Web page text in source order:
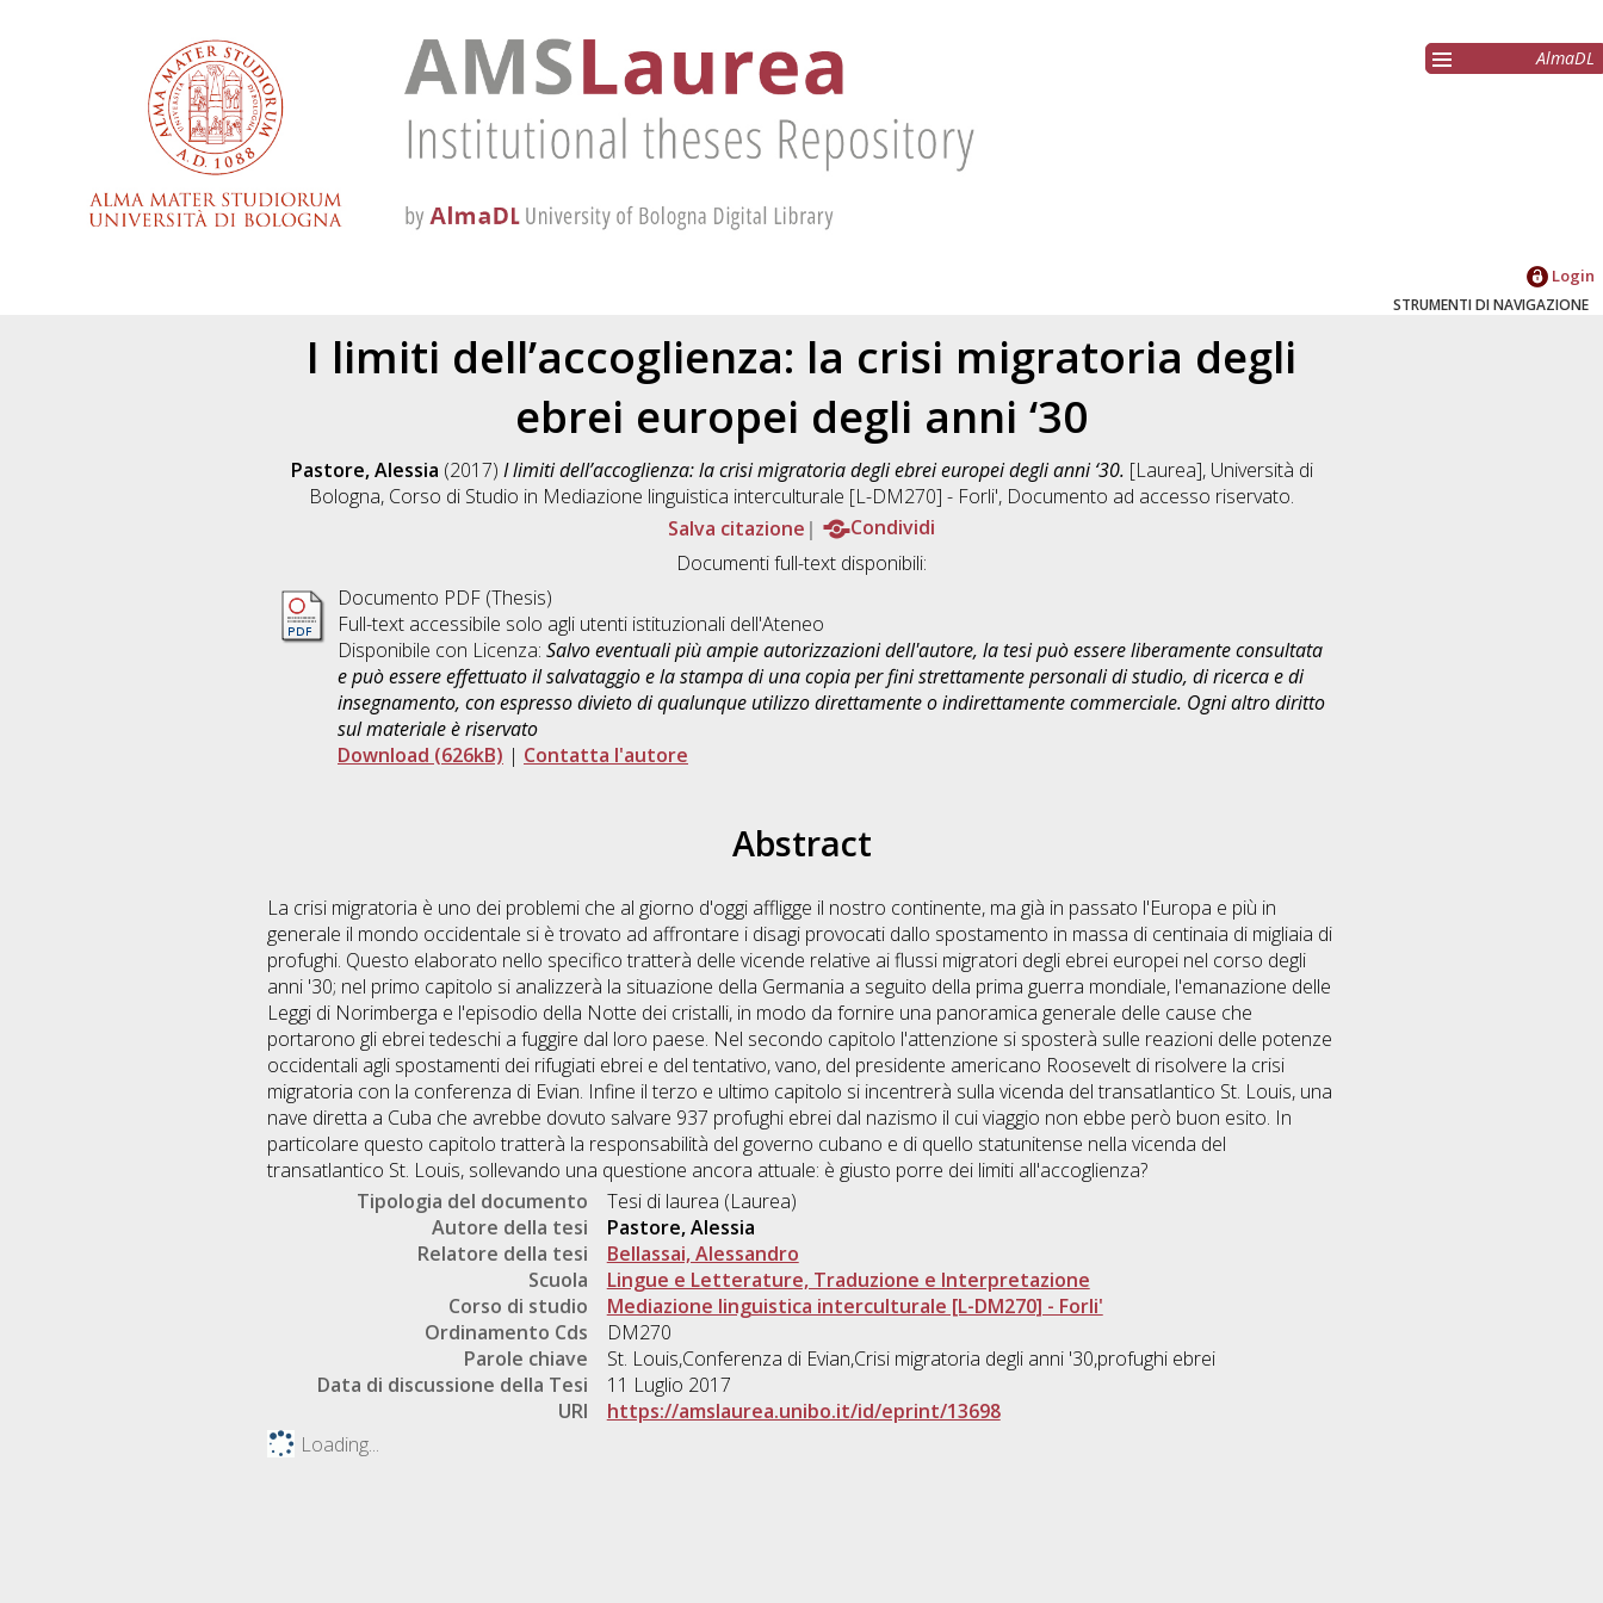
AlmaDL
Login
STRUMENTI DI NAVIGAZIONE
I limiti dell’accoglienza: la crisi migratoria degli
ebrei europei degli anni ‘30
Pastore, Alessia (2017) I limiti dell’accoglienza: la crisi migratoria degli ebrei europei degli anni ‘30. [Laurea], Università di
Bologna, Corso di Studio in Mediazione linguistica interculturale [L-DM270] - Forli', Documento ad accesso riservato.
Salva citazione
Condividi
Documenti full-text disponibili:
Documento PDF (Thesis)
Full-text accessibile solo agli utenti istituzionali dell'Ateneo
Disponibile con Licenza: Salvo eventuali più ampie autorizzazioni dell'autore, la tesi può essere liberamente consultata
e può essere effettuato il salvataggio e la stampa di una copia per fini strettamente personali di studio, di ricerca e di
insegnamento, con espresso divieto di qualunque utilizzo direttamente o indirettamente commerciale. Ogni altro diritto
sul materiale è riservato
Download (626kB) | Contatta l'autore
Abstract
La crisi migratoria è uno dei problemi che al giorno d'oggi affligge il nostro continente, ma già in passato l'Europa e più in
generale il mondo occidentale si è trovato ad affrontare i disagi provocati dallo spostamento in massa di centinaia di migliaia di
profughi. Questo elaborato nello specifico tratterà delle vicende relative ai flussi migratori degli ebrei europei nel corso degli
anni '30; nel primo capitolo si analizzerà la situazione della Germania a seguito della prima guerra mondiale, l'emanazione delle
Leggi di Norimberga e l'episodio della Notte dei cristalli, in modo da fornire una panoramica generale delle cause che
portarono gli ebrei tedeschi a fuggire dal loro paese. Nel secondo capitolo l'attenzione si sposterà sulle reazioni delle potenze
occidentali agli spostamenti dei rifugiati ebrei e del tentativo, vano, del presidente americano Roosevelt di risolvere la crisi
migratoria con la conferenza di Evian. Infine il terzo e ultimo capitolo si incentrerà sulla vicenda del transatlantico St. Louis, una
nave diretta a Cuba che avrebbe dovuto salvare 937 profughi ebrei dal nazismo il cui viaggio non ebbe però buon esito. In
particolare questo capitolo tratterà la responsabilità del governo cubano e di quello statunitense nella vicenda del
transatlantico St. Louis, sollevando una questione ancora attuale: è giusto porre dei limiti all'accoglienza?
Tipologia del documento
Tesi di laurea (Laurea)
Autore della tesi
Pastore, Alessia
Relatore della tesi
Bellassai, Alessandro
Scuola
Lingue e Letterature, Traduzione e Interpretazione
Corso di studio
Mediazione linguistica interculturale [L-DM270] - Forli'
Ordinamento Cds
DM270
Parole chiave
St. Louis,Conferenza di Evian,Crisi migratoria degli anni '30,profughi ebrei
Data di discussione della Tesi
11 Luglio 2017
URI
https://amslaurea.unibo.it/id/eprint/13698
Loading...